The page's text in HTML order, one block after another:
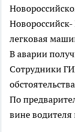
легковая
В аварии
Сотрудники
По
вине водителя